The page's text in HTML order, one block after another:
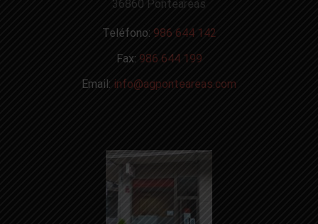
36860 Ponteareas
Teléfono: 986 644 142
Fax: 986 644 199
Email: info@agponteareas.com